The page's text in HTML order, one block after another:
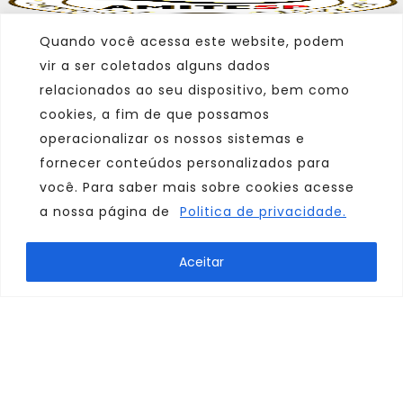
Quando você acessa este website, podem
vir a ser coletados alguns dados
relacionados ao seu dispositivo, bem como
cookies, a fim de que possamos
operacionalizar os nossos sistemas e
fornecer conteúdos personalizados para
você. Para saber mais sobre cookies acesse
a nossa página de
Politica de privacidade.
Aceitar
Parceiro